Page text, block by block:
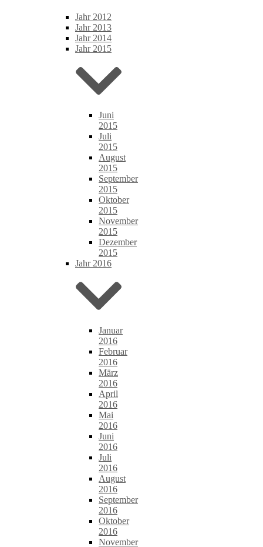
Jahr 2012
Jahr 2013
Jahr 2014
Jahr 2015
Juni
2015
Juli
2015
August
2015
September
2015
Oktober
2015
November
2015
Dezember
2015
Jahr 2016
Januar
2016
Februar
2016
März
2016
April
2016
Mai
2016
Juni
2016
Juli
2016
August
2016
September
2016
Oktober
2016
November